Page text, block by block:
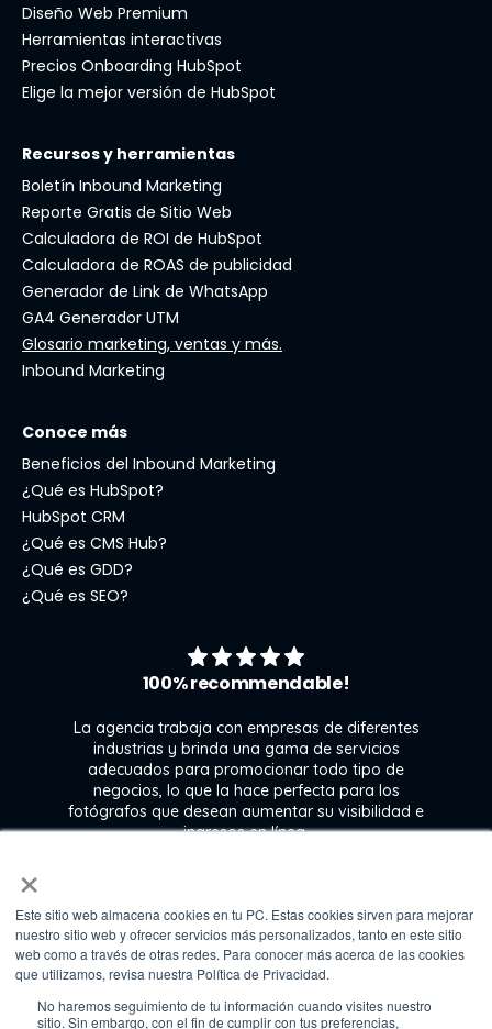
×
Este sitio web almacena cookies en tu PC. Estas cookies sirven para mejorar
nuestro sitio web y ofrecer servicios más personalizados, tanto en este sitio
web como a través de otras redes. Para conocer más acerca de las cookies
que utilizamos, revisa nuestra Política de Privacidad.
No haremos seguimiento de tu información cuando visites nuestro
sitio. Sin embargo, con el fin de cumplir con tus preferencias,
Diseño Web Premium
Herramientas interactivas
Precios Onboarding HubSpot
Elige la mejor versión de HubSpot
Recursos y herramientas
Boletín Inbound Marketing
Reporte Gratis de Sitio Web
Calculadora de ROI de HubSpot
Calculadora de ROAS de publicidad
Generador de Link de WhatsApp
GA4 Generador UTM
Glosario marketing, ventas y más.
Inbound Marketing
Conoce más
Beneficios del Inbound Marketing
¿Qué es HubSpot?
HubSpot CRM
¿Qué es CMS Hub?
¿Qué es GDD?
¿Qué es SEO?
100% recommendable!
La agencia trabaja con empresas de diferentes
industrias y brinda una gama de servicios
adecuados para promocionar todo tipo de
negocios, lo que la hace perfecta para los
fotógrafos que desean aumentar su visibilidad e
ingresos en línea.
Kate Gross
Marketing & graphic design assistant at
Fixthephoto